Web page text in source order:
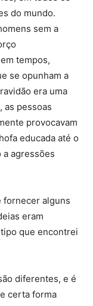
do mundo.
sem a
tempos,
se opunham a
era uma
as pessoas
provocavam
educada até o
agressões
fornecer alguns
eram
que encontrei
diferentes, e é
certa forma